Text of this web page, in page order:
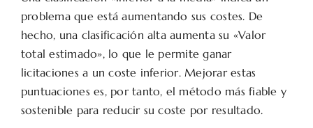
problema que está aumentando sus costes. De
hecho, una clasificación alta aumenta su «Valor
total estimado», lo que le permite ganar
licitaciones a un coste inferior. Mejorar estas
puntuaciones es, por tanto, el método más fiable y
sostenible para reducir su coste por resultado.